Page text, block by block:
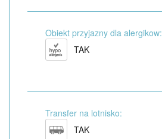
Obiekt przyjazny dla alergikow:
TAK
Transfer na lotnisko:
TAK